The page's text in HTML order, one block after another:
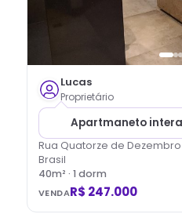
Lucas
Proprietário
Apartmaneto
Rua Quatorze de
Brasil
40m² · 1 dorm
VENDAR$ 247.000